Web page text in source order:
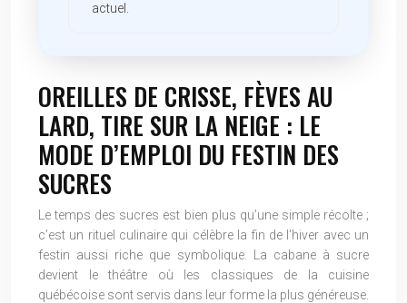
actuel.
OREILLES DE CRISSE, FÈVES AU
LARD, TIRE SUR LA NEIGE : LE
MODE D’EMPLOI DU FESTIN DES
SUCRES
Le temps des sucres est bien plus qu’une simple récolte ;
c’est un rituel culinaire qui célèbre la fin de l’hiver avec un
festin aussi riche que symbolique. La cabane à sucre
devient le théâtre où les classiques de la cuisine
québécoise sont servis dans leur forme la plus généreuse.